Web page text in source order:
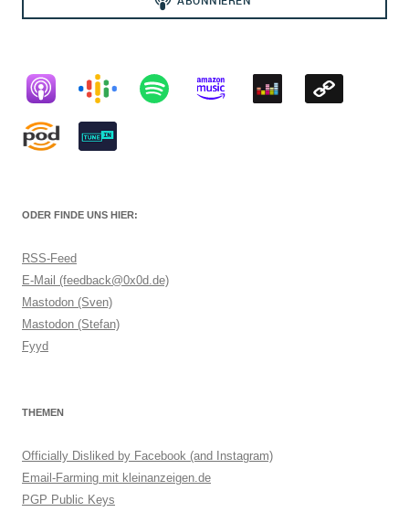
ODER FINDE UNS HIER:
RSS-Feed
E-Mail (feedback@0x0d.de)
Mastodon (Sven)
Mastodon (Stefan)
Fyyd
THEMEN
Officially Disliked by Facebook (and Instagram)
Email-Farming mit kleinanzeigen.de
PGP Public Keys